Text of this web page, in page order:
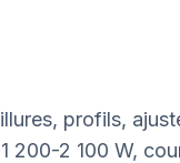
profils,
200-2 100 W,